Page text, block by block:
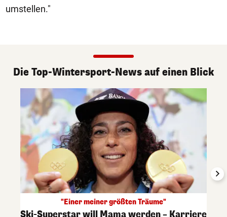
umstellen."
Die Top-Wintersport-News auf einen Blick
"Einer meiner größten Träume"
Ski-Superstar will Mama werden – Karriere